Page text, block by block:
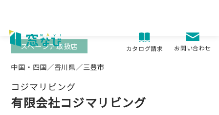
content
カタログ請求 お問い合わせ
中国・四国／香川県／三豊市
コジマリビング
有限会社コジマリビング
スペーシア取扱店